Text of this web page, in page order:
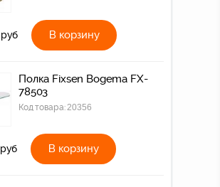
руб В корзину
Полка Fixsen Bogema FX-
78503
Код товара:20356
руб В корзину